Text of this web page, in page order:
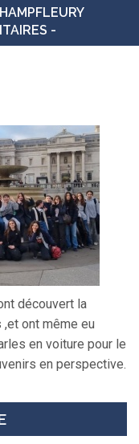
-
découvert la
ont même eu
en voiture pour le
en perspective.